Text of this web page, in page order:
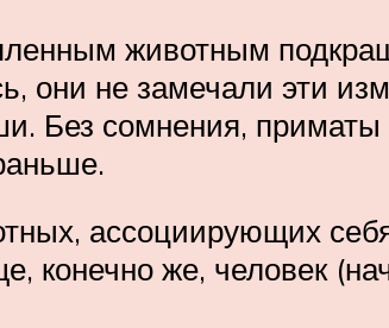
животным
они не замечали эти
Без сомнения,
ассоциирующих
же, человек